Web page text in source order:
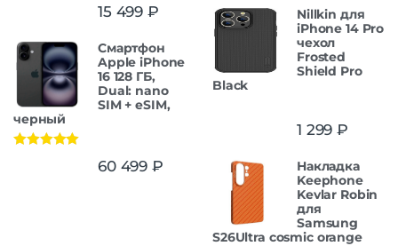
15 499 ₽
Смартфон
Apple iPhone
16 128 ГБ,
Dual: nano
SIM + eSIM,
черный
60 499 ₽
Nillkin для
iPhone 14 Pro
чехол
Frosted
Shield Pro
Black
1 299 ₽
Накладка
Keephone
Kevlar Robin
для
Samsung
S26Ultra cosmic orange